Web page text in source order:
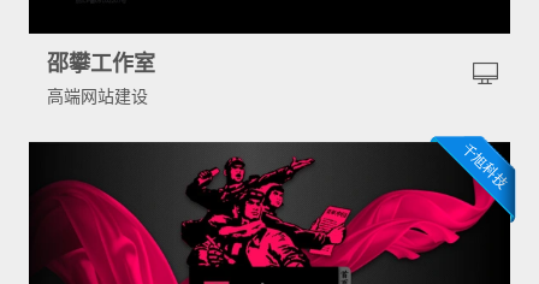
邵攀工作室
高端网站建设